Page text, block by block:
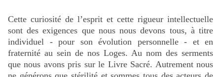
Cette curiosité de l’esprit et cette rigueur intellectuelle
sont des exigences que nous nous devons tous, à titre
individuel - pour son évolution personnelle - et en
fraternité au sein de nos Loges. Au nom des serments
que nous avons pris sur le Livre Sacré. Autrement nous